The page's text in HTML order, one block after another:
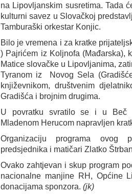
na Lipovljanskim susretima. Tada
kulturni savez u Slovačkoj
Tamburaški orkestar Konjic.
Bilo je vremena i za kratke
) Pajrićem iz Koljnofa (Mađarska),
Matice slovačke u Lipovljanima,
Tyranom iz Novog Sela
književnikom, društvenim
Gradišća i brojnim drugima.
U povratku svratilo se i u Beč
Mladenom Herucom napravljen
Organizaciju programa ovog
predsjednika i matičari Zlatko
Ovako zahtjevan i skup program
nacionalne manjine RH, Općine
donacijama sponzora. (jk)